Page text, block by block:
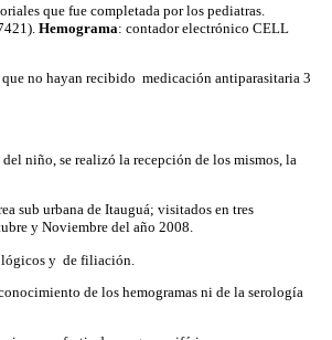
que fue completada por los pediatras.
Hemograma: contador electrónico CELL
no hayan recibido medicación antiparasitaria 3
niño, se realizó la recepción de los mismos, la
sub urbana de Itauguá; visitados en tres
y Noviembre del año 2008.
y de filiación.
de los hemogramas ni de la serología